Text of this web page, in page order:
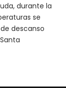
durante la
se
descanso